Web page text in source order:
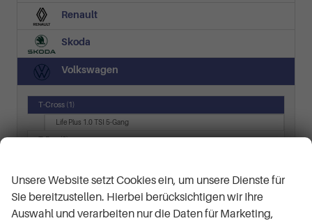
Renault
Skoda
Volkswagen
T-Cross (1)
Life Plus 1.0 TSI 5-Gang
T-Roc(6)
Unsere Website setzt Cookies ein, um unsere Dienste für
Sie bereitzustellen. Hierbei berücksichtigen wir Ihre
Auswahl und verarbeiten nur die Daten für Marketing,